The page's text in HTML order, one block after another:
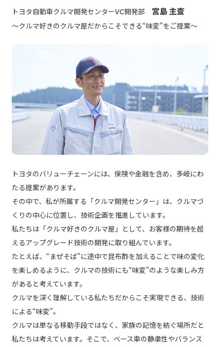
トヨタ自動車クルマ開発センターVC開発部 宮島 主査
～クルマ好きのクルマ屋だからこそできる“味変”をご提案～
トヨタのバリューチェーンには、保険や金融を含め、多岐にわ
たる提案があります。
その中で、私が所属する「クルマ開発センター」は、クルマづ
くりの中心に位置し、技術企画を推進しています。
私たちは「クルマ好きのクルマ屋」として、お客様の期待を超
えるアップグレード技術の開発に取り組んでいます。
たとえば、“まぜそば”に途中で昆布酢を加えることで味の変化
を楽しめるように、クルマの技術にも“味変”のような楽しみ方
があると考えています。
クルマを深く理解している私たちだからこそ実現できる、技術
による“味変”。
クルマは単なる移動手段ではなく、家族の記憶を紡ぐ場所だと
私たちは考えています。そこで、ベース車の静粛性やバランス